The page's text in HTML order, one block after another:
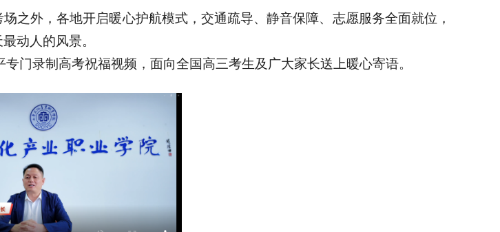
之外，各地开启暖心护航模式，交通疏导、静音保障、志愿服务全面就位，
动人的风景。
门录制高考祝福视频，面向全国高三考生及广大家长送上暖心寄语。